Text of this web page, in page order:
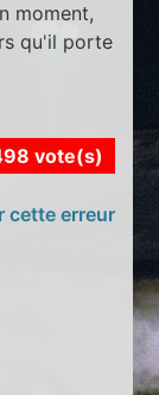
moment,
qu'il porte
vote(s)
cette erreur